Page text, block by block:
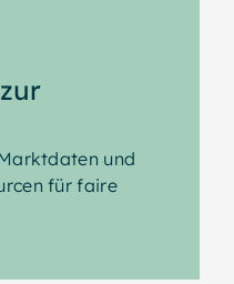
und
für faire